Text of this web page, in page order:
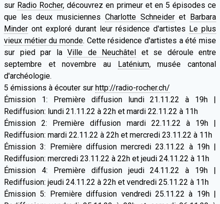
sur Radio Rocher, découvrez en primeur et en 5 épisodes ce
que les deux musiciennes Charlotte Schneideret Barbara
Minder ont exploré durant leur résidence d'artistes Le plus
vieux métier du monde. Cette résidence d'artistes a été mise
sur pied par la Ville de Neuchâtel et se déroule entre
septembre et novembre au Laténium, musée cantonal
d'archéologie.
5 émissions à écouter sur http://radio-rocher.ch/
Émission 1: Première diffusion lundi 21.11.22 à 19h |
Rediffusion: lundi 21.11.22 à 22h et mardi 22.11.22 à 11h
Émission 2: Première diffusion mardi 22.11.22 à 19h |
Rediffusion: mardi 22.11.22 à 22h et mercredi 23.11.22 à 11h
Émission 3: Première diffusion mercredi 23.11.22 à 19h |
Rediffusion: mercredi 23.11.22 à 22h et jeudi 24.11.22 à 11h
Émission 4: Première diffusion jeudi 24.11.22 à 19h |
Rediffusion: jeudi 24.11.22 à 22h et vendredi 25.11.22 à 11h
Émission 5: Première diffusion vendredi 25.11.22 à 19h |